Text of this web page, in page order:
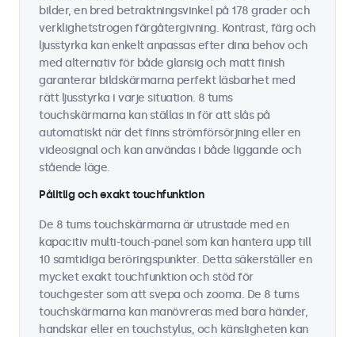
bilder, en bred betraktningsvinkel på 178 grader och
verklighetstrogen färgåtergivning. Kontrast, färg och
ljusstyrka kan enkelt anpassas efter dina behov och
med alternativ för både glansig och matt finish
garanterar bildskärmarna perfekt läsbarhet med
rätt ljusstyrka i varje situation. 8 tums
touchskärmarna kan ställas in för att slås på
automatiskt när det finns strömförsörjning eller en
videosignal och kan användas i både liggande och
stående läge.
Pålitlig och exakt touchfunktion
De 8 tums touchskärmarna är utrustade med en
kapacitiv multi-touch-panel som kan hantera upp till
10 samtidiga beröringspunkter. Detta säkerställer en
mycket exakt touchfunktion och stöd för
touchgester som att svepa och zooma. De 8 tums
touchskärmarna kan manövreras med bara händer,
handskar eller en touchstylus, och känsligheten kan